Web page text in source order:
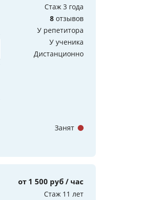
Стаж 3 года
8 отзывов
У репетитора
У ученика
Дистанционно
Занят
от 1 500 руб / час
Стаж 11 лет